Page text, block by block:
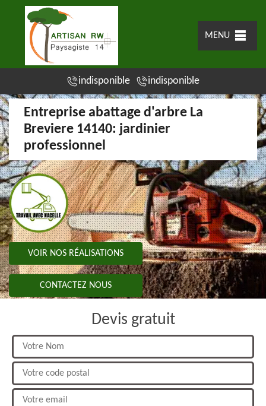
MENU
indisponible indisponible
Entreprise abattage d'arbre La
Breviere 14140: jardinier
professionnel
VOIR NOS RÉALISATIONS
CONTACTEZ NOUS
Devis gratuit